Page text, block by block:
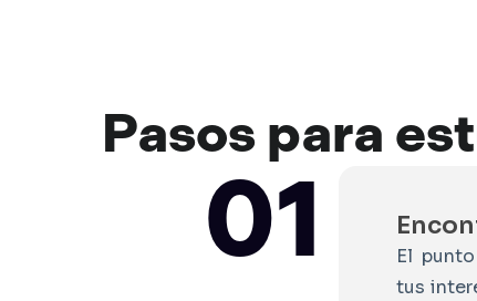
Pasos para
01
El
tus